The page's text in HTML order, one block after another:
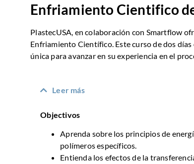
Enfriamiento Cientifico
PlastecUSA, en colaboración con Smartflow
Enfriamiento Científico. Este curso de dos
única para avanzar en su experiencia en el
Leer más
Objectivos
Aprenda sobre los principios de
polímeros específicos.
Entienda los efectos de la